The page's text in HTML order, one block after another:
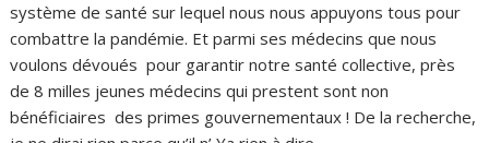
système de santé sur lequel nous nous appuyons tous pour
combattre la pandémie. Et parmi ses médecins que nous
voulons dévoués pour garantir notre santé collective, près
de 8 milles jeunes médecins qui prestent sont non
bénéficiaires des primes gouvernementaux ! De la recherche,